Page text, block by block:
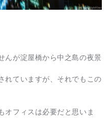
んが淀屋橋から中之島の夜景
れていますが、それでもこの
オフィスは必要だと思いま